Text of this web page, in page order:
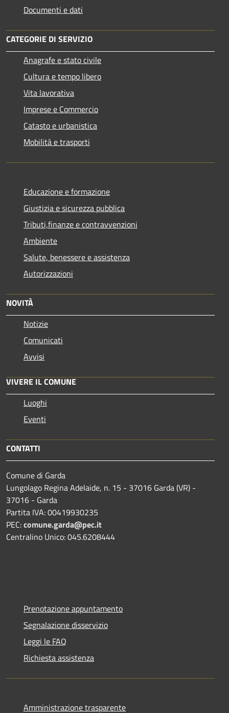
Documenti e dati
CATEGORIE DI SERVIZIO
Anagrafe e stato civile
Cultura e tempo libero
Vita lavorativa
Imprese e Commercio
Catasto e urbanistica
Mobilità e trasporti
Educazione e formazione
Giustizia e sicurezza pubblica
Tributi,finanze e contravvenzioni
Ambiente
Salute, benessere e assistenza
Autorizzazioni
NOVITÀ
Notizie
Comunicati
Avvisi
VIVERE IL COMUNE
Luoghi
Eventi
CONTATTI
Comune di Garda
Lungolago Regina Adelaide, n. 15 - 37016 Garda (VR) -
37016 - Garda
Partita IVA: 00419930235
PEC:comune.garda@pec.it
Centralino Unico: 045.6208444
Prenotazione appuntamento
Segnalazione disservizio
Leggi le FAQ
Richiesta assistenza
Amministrazione trasparente